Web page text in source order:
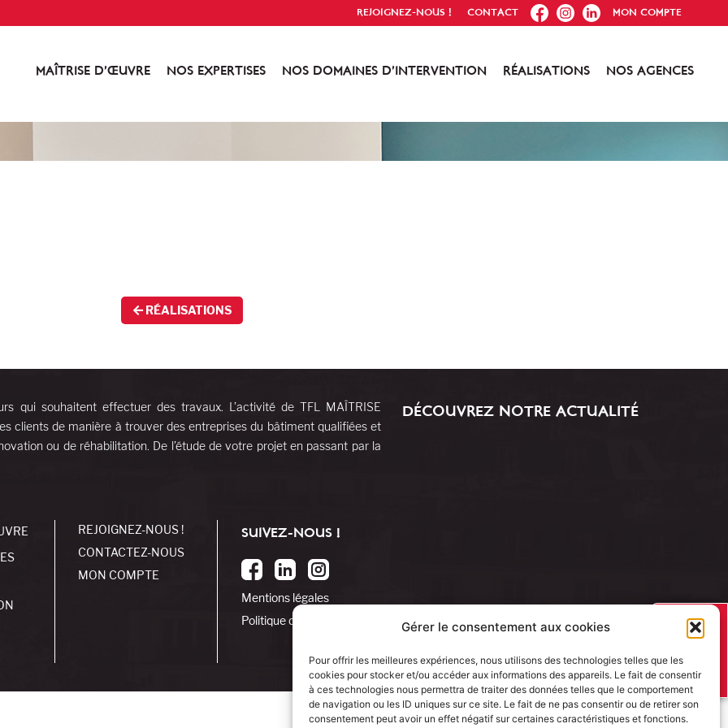
Gérer le consentement aux cookies
Pour offrir les meilleures expériences, nous utilisons des technologies telles que les
cookies pour stocker et/ou accéder aux informations des appareils. Le fait de consentir
à ces technologies nous permettra de traiter des données telles que le comportement
de navigation ou les ID uniques sur ce site. Le fait de ne pas consentir ou de retirer son
consentement peut avoir un effet négatif sur certaines caractéristiques et fonctions.
REJOIGNEZ-NOUS ! CONTACT FB IG IN MON COMPTE
MAÎTRISE D’ŒUVRE NOS EXPERTISES NOS DOMAINES D’INTERVENTION RÉALISATIONS NOS AGENCES
RÉALISATIONS
qui souhaitent effectuer des travaux. L’activité de TFL MAÎTRISE
clients de manière à trouver des entreprises du bâtiment qualifiées et
ou de réhabilitation. De l’étude de votre projet en passant par la
REJOIGNEZ-NOUS !
CONTACTEZ-NOUS
MON COMPTE
SUIVEZ-NOUS !
Mentions légales
Politique de cookies
DÉCOUVREZ NOTRE ACTUALITÉ
J’AI UN
PROJET